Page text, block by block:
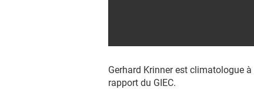
Gerhard Krinner est climatologue
rapport du GIEC.